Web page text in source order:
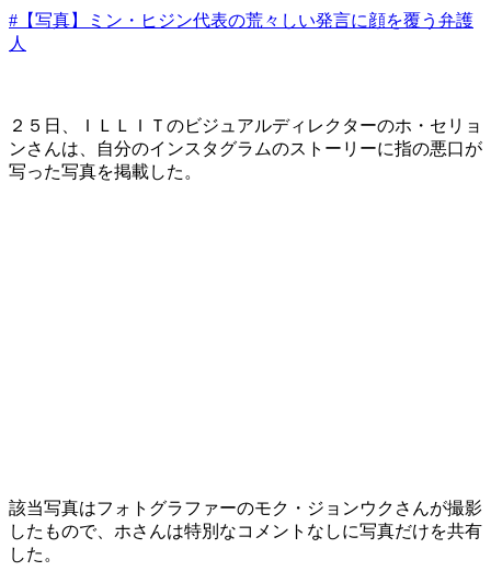
#【写真】ミン・ヒジン代表の荒々しい発言に顔を覆う弁護
人
２５日、​ＩＬＬＩＴのビジュアルディレクターのホ・セリョ
ンさんは、自分のインスタグラムのストーリーに指の悪口が
写った写真を掲載した。
​該当写真はフォトグラファーのモク・ジョンウクさんが撮影
したもので、ホさんは特別なコメントなしに写真だけを共有
した。